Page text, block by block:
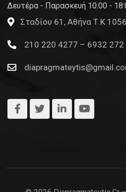
Δευτέρα - Παρασκευή 10:00 -
Σταδίου 61, Αθήνα Τ.Κ
210 220 4277 – 6932 272